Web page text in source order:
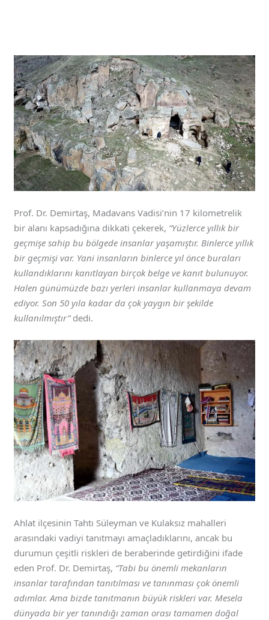
Prof. Dr. Demirtaş, Madavans Vadisi’nin 17 kilometrelik
bir alanı kapsadığına dikkati çekerek, “Yüzlerce yıllık bir
geçmişe sahip bu bölgede insanlar yaşamıştır. Binlerce yıllık
bir geçmişi var. Yani insanların binlerce yıl önce buraları
kullandıklarını kanıtlayan birçok belge ve kanıt bulunuyor.
Halen günümüzde bazı yerleri insanlar kullanmaya devam
ediyor. Son 50 yıla kadar da çok yaygın bir şekilde
kullanılmıştır”dedi.
Ahlat ilçesinin Tahtı Süleyman ve Kulaksız mahalleri
arasındaki vadiyi tanıtmayı amaçladıklarını, ancak bu
durumun çeşitli riskleri de beraberinde getirdiğini ifade
eden Prof. Dr. Demirtaş, “Tabi bu önemli mekanların
insanlar tarafından tanıtılması ve tanınması çok önemli
adımlar. Ama bizde tanıtmanın büyük riskleri var. Mesela
dünyada bir yer tanındığı zaman orası tamamen doğal